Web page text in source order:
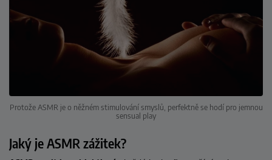
Protože ASMR je o něžném stimulování smyslů, perfektně se hodí pro jemnou
sensual play
Jaký je ASMR zážitek?